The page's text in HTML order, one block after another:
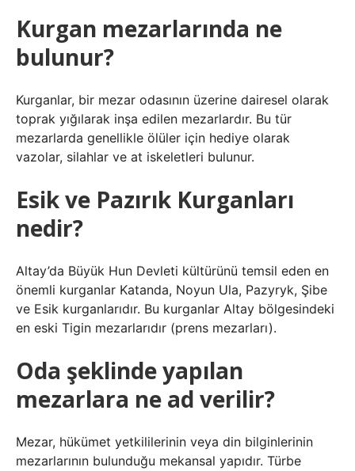
Kurgan mezarlarında ne
bulunur?
Kurganlar, bir mezar odasının üzerine dairesel olarak
toprak yığılarak inşa edilen mezarlardır. Bu tür
mezarlarda genellikle ölüler için hediye olarak
vazolar, silahlar ve at iskeletleri bulunur.
Esik ve Pazırık Kurganları
nedir?
Altay’da Büyük Hun Devleti kültürünü temsil eden en
önemli kurganlar Katanda, Noyun Ula, Pazyryk, Şibe
ve Esik kurganlarıdır. Bu kurganlar Altay bölgesindeki
en eski Tigin mezarlarıdır (prens mezarları).
Oda şeklinde yapılan
mezarlara ne ad verilir?
Mezar, hükümet yetkililerinin veya din bilginlerinin
mezarlarının bulunduğu mekansal yapıdır. Türbe